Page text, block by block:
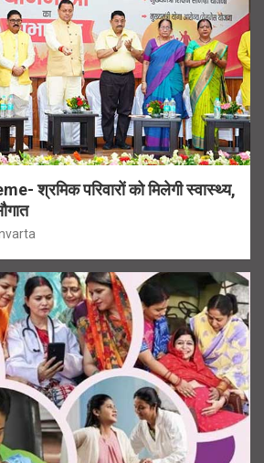
श्रमिक परिवारों को मिलेगी स्वास्थ्य,